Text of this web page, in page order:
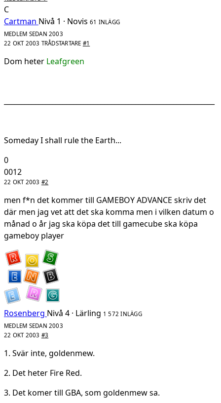
C
Cartman Nivå 1 · Novis 61 INLÄGG
MEDLEM SEDAN 2003
22 OKT 2003 TRÅDSTARTARE #1
Dom heter Leafgreen
Someday I shall rule the Earth...
0
0012
22 OKT 2003 #2
men f*n det kommer till GAMEBOY ADVANCE skriv det
där men jag vet att det ska komma men i vilken datum o
månad o år jag ska köpa det till gamecube ska köpa
gameboy player
Rosenberg Nivå 4 · Lärling 1 572 INLÄGG
MEDLEM SEDAN 2003
22 OKT 2003 #3
1. Svär inte, goldenmew.
2. Det heter Fire Red.
3. Det komer till GBA, som goldenmew sa.